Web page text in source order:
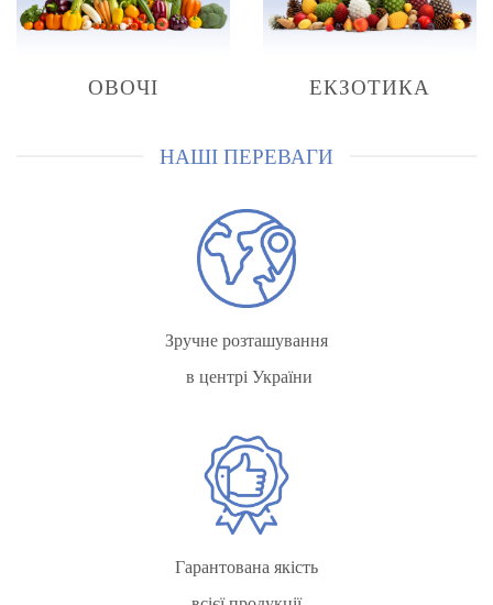
ОВОЧІ ЕКЗОТИКА
НАШІ ПЕРЕВАГИ
Зручне розташування
в центрі України
Гарантована якість